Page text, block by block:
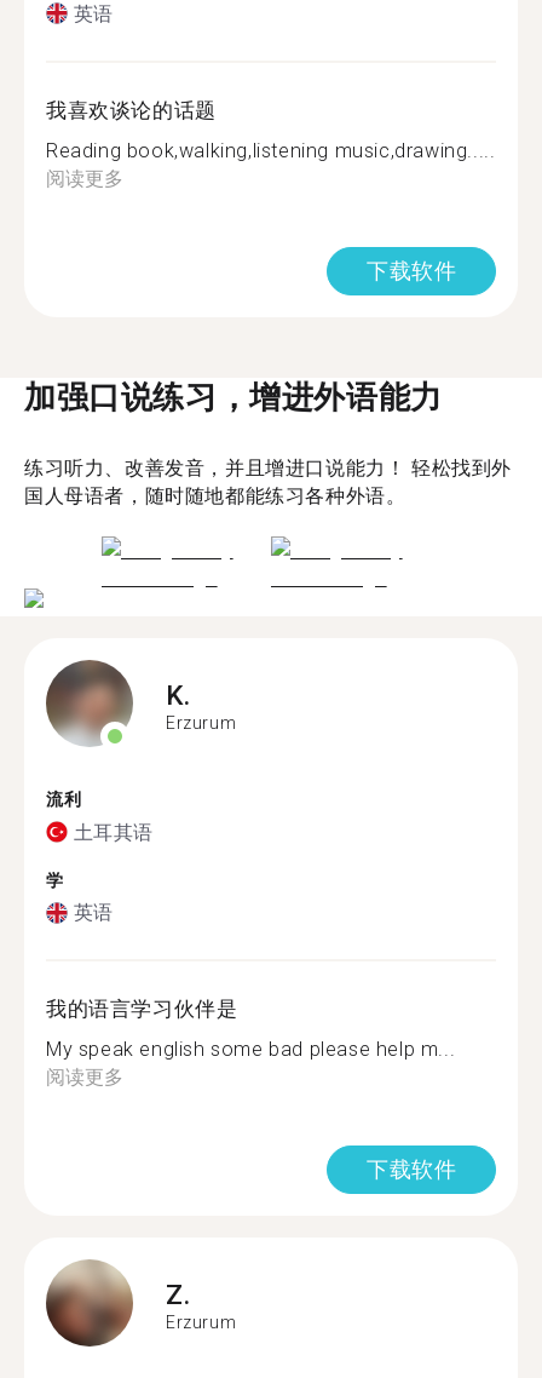
英语
我喜欢谈论的话题
Reading book,walking,listening music,drawing.....
阅读更多
下载软件
加强口说练习，增进外语能力
练习听力、改善发音，并且增进口说能力！ 轻松找到外
国人母语者，随时随地都能练习各种外语。
K.
Erzurum
流利
土耳其语
学
英语
我的语言学习伙伴是
My speak english some bad please help m...
阅读更多
下载软件
Z.
Erzurum